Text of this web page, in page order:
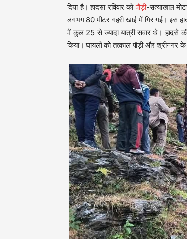
दिया है। हादसा रविवार कोपौड़ी-सत्याखाल
लगभग 80 मीटर गहरी खाई में गिर गई। इस
में कुल 25 से ज्यादा यात्री सवार थे। हादसे
किया। घायलों को तत्काल पौड़ी और श्रीनगर के